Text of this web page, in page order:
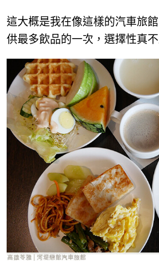
這大概是我在像這樣的汽車旅
供最多飲品的一次，選擇性真